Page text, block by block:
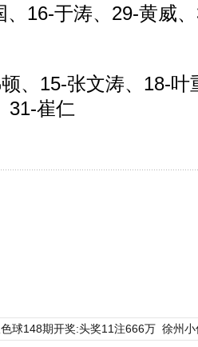
、16-于涛、29-黄威
15-张文涛、18-叶
31-崔仁
球148期开奖:头奖11注666万 徐州